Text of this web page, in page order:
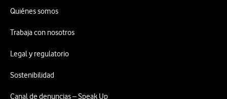
Quiénes somos
Trabaja con nosotros
Legal y regulatorio
Sostenibilidad
Canal de denuncias – Speak Up